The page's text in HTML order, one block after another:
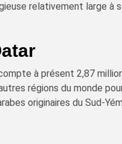
relativement large à
à présent 2,87
régions du monde
originaires du Sud-